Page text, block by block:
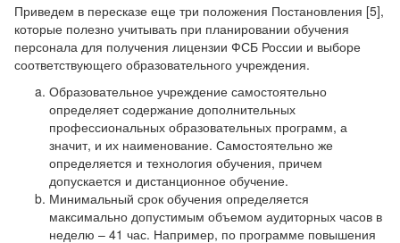
Приведем в пересказе еще три положения Постановления [5],
которые полезно учитывать при планировании обучения
персонала для получения лицензии ФСБ России и выборе
соответствующего образовательного учреждения.
Образовательное учреждение самостоятельно
определяет содержание дополнительных
профессиональных образовательных программ, а
значит, и их наименование. Самостоятельно же
определяется и технология обучения, причем
допускается и дистанционное обучение.
Минимальный срок обучения определяется
максимально допустимым объемом аудиторных часов в
неделю – 41 час. Например, по программе повышения